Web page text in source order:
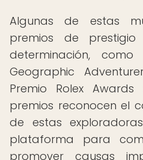
Algunas de estas
premios de
determinación,
Geographic
Premio Rolex Awards
premios reconocen el
de estas
plataforma para
promover causas